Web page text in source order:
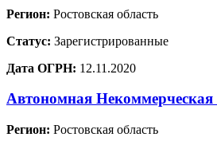
Регион: Ростовская область
Статус: Зарегистрированные
Дата ОГРН: 12.11.2020
Автономная
Регион: Ростовская область